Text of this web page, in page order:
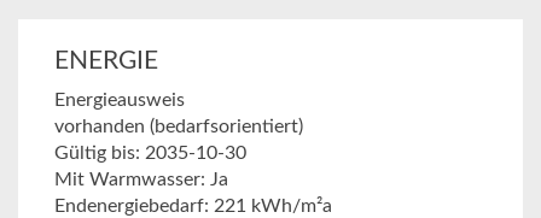
ENERGIE
Energieausweis
vorhanden (bedarfsorientiert)
Gültig bis: 2035-10-30
Mit Warmwasser: Ja
Endenergiebedarf: 221 kWh/m²a